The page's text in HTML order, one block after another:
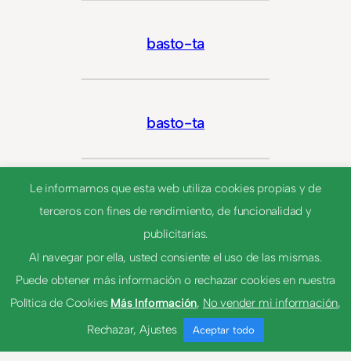
basto-ta
basto-ta
espacioso-sa
espacioso-sa
Le informamos que esta web utiliza cookies propias y de
terceros con fines de rendimiento, de funcionalidad y
publicitarias.
Al navegar por ella, usted consiente el uso de las mismas.
Puede obtener más información o rechazar cookies en nuestra
Política de Cookies Más Información, No vender mi información,
Rechazar, Ajustes Aceptar todo